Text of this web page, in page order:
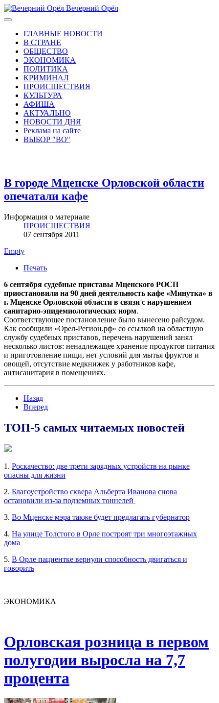
Вечерний Орёл
ГЛАВНЫЕ НОВОСТИ
В СТРАНЕ
ОБЩЕСТВО
ЭКОНОМИКА
ПОЛИТИКА
КРИМИНАЛ
ПРОИСШЕСТВИЯ
КУЛЬТУРА
АФИША
АКТУАЛЬНО
НОВОСТИ ДНЯ
Реклама на сайте
ВЫБОР "ВО"
В городе Мценске Орловской области
опечатали кафе
Информация о материале
ПРОИСШЕСТВИЯ
07 сентября 2011
Empty
Печать
6 сентября судебные приставы Мценского РОСП
приостановили на 90 дней деятельность кафе «Минутка» в
г. Мценске Орловской области в связи с нарушением
санитарно-эпидемиологических норм.
Соответствующее постановление было вынесено райсудом.
Как сообщили «Орел-Регион.рф» со ссылкой на областную
службу судебных приставов, перечень нарушений занял
несколько листов: ненадлежащее хранение продуктов питания
и приготовление пищи, нет условий для мытья фруктов и
овощей, отсутствие медкнижек у работников кафе,
антисанитария в помещениях.
Назад
Вперед
ТОП-5 самых читаемых новостей
1. Роскачество: две трети зарядных устройств на рынке
опасны для жизни
2. Благоустройство сквера Альберта Иванова снова
остановили из-за подземных тоннелей
3. Во Мценске мэра также будет предлагать губернатор
4. На улице Толстого в Орле построят три многоэтажных
дома
5. В Орле пациентке вернули способность двигаться и
говорить
ЭКОНОМИКА
Орловская розница в первом
полугодии выросла на 7,7
процента